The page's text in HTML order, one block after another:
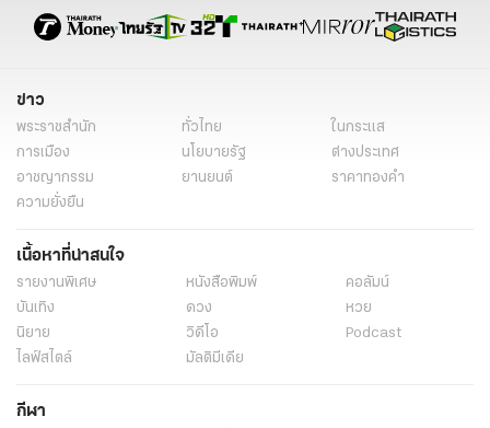
ข่าว
พระราชสำนัก ทั่วไทย
ในกระแส
การเมือง
นโยบายรัฐ
ต่างประเทศ
อาชญากรรม
ยานยนต์
ราคาทองคำ
ความยั่งยืน
เนื้อหาที่น่าสนใจ
รายงานพิเศษ หนังสือพิมพ์
คอลัมน์
บันเทิง
ดวง
หวย
นิยาย
วิดีโอ
Podcast
ไลฟ์สไตล์
มัลติมีเดีย
กีฬา